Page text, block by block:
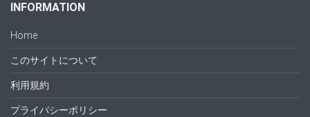
INFORMATION
Home
このサイトについて
利用規約
プライバシーポリシー